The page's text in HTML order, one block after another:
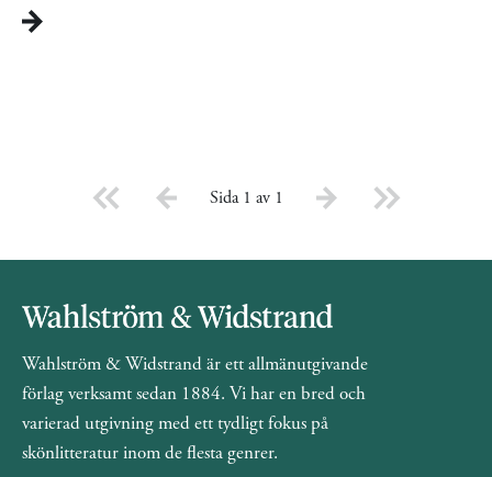
Sida 1 av 1
Wahlström & Widstrand är ett allmänutgivande
förlag verksamt sedan 1884. Vi har en bred och
varierad utgivning med ett tydligt fokus på
skönlitteratur inom de flesta genrer.